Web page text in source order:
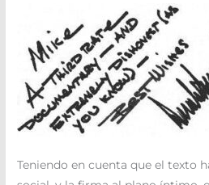
Teniendo en cuenta que el texto